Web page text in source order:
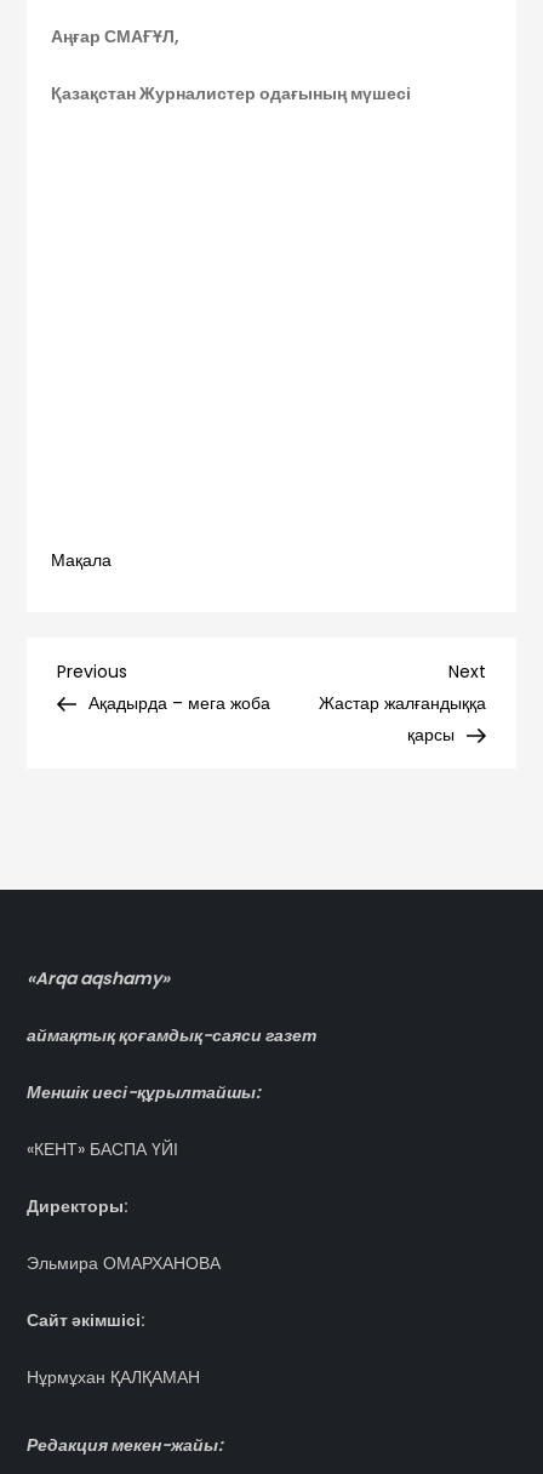
Аңғар СМАҒҰЛ,
Қазақстан Журналистер одағының мүшесі
Мақала
Навигация
Previous
Post
Previous
Ақадырда – мега жоба
Next
Post
Next
Жастар жалғандыққа
қарсы
«Arqa aqshamy»
аймақтық қоғамдық-саяси газет
Меншік иесі-құрылтайшы:
«КЕНТ» БАСПА ҮЙІ
Директоры:
Эльмира ОМАРХАНОВА
Сайт әкімшісі:
Нұрмұхан ҚАЛҚАМАН
Редакция мекен-жайы: